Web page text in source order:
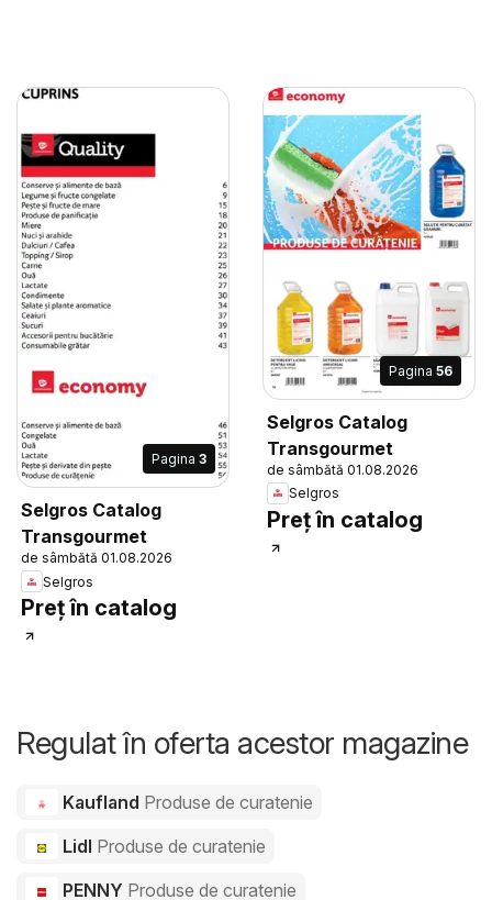
Pagina 3
Selgros Catalog
Transgourmet
de sâmbătă 01.08.2026
Selgros
Preț în catalog
Pagina 56
Selgros Catalog
Transgourmet
de sâmbătă 01.08.2026
Selgros
Preț în catalog
Regulat în oferta acestor magazine
Kaufland Produse de curatenie
Lidl Produse de curatenie
PENNY Produse de curatenie